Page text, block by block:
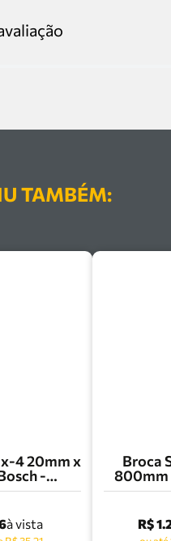
TAMBÉM:
4 20mm x
-
à vista
Broca
800mm
Cutter
R$